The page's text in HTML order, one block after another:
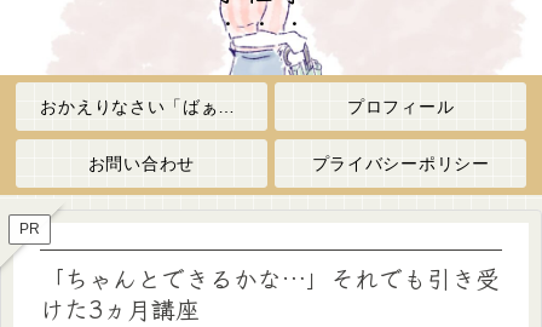
プロフィール
お問い合わせ プライバシーポリシー
PR
「ちゃんとできるかな…」それでも引き受
けた3ヵ月講座